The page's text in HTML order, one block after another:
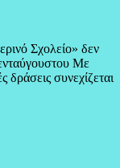
Σχολείο» δεν
Με
δράσεις συνεχίζεται